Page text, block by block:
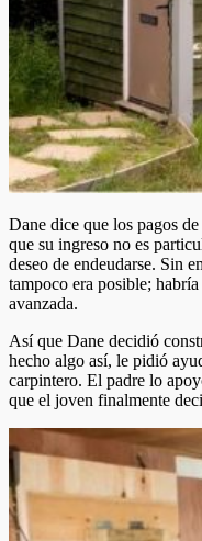
Dane dice que los pagos
que su ingreso no es
deseo de endeudarse. Sin
tampoco era posible;
avanzada.
Así que Dane decidió
hecho algo así, le pidió
carpintero. El padre lo
que el joven finalmente